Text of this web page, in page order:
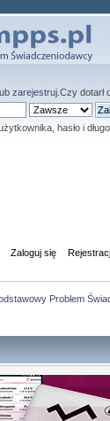
zarejestruj .Czy dotarł
hasło i
Zaloguj się
Problem